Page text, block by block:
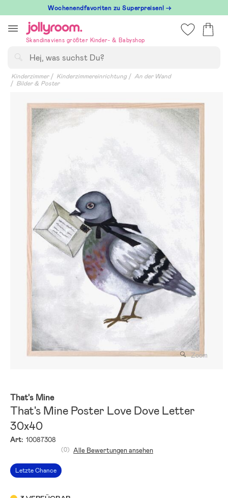
till
innehållet
Wochenendfavoriten zu Superpreisen! →
Skandinaviens größter Kinder- & Babyshop
Kinderzimmer Kinderzimmereinrichtung
An der Wand
Bilder & Poster
Zoom
That's Mine
That's Mine Poster Love Dove Letter
30x40
Art: 10087308
Letzte Chance
(0) Alle Bewertungen ansehen